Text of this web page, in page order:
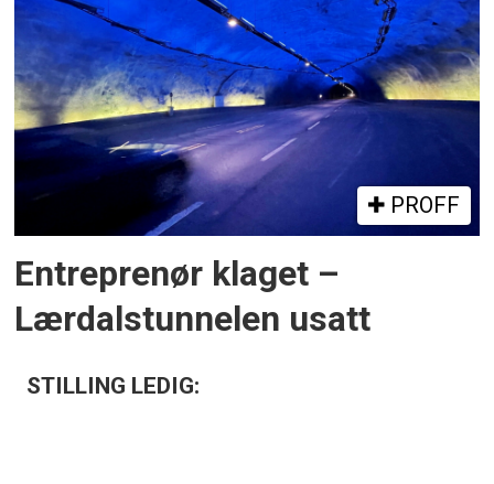
PROFF
Entreprenør klaget –
Lærdalstunnelen usatt
STILLING LEDIG: